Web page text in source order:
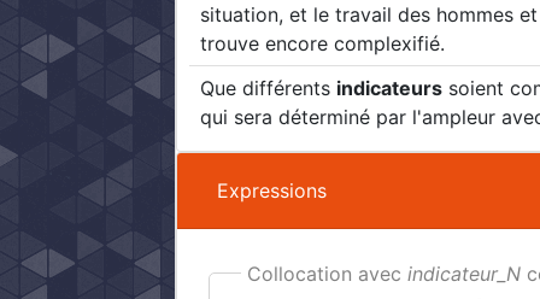
situation, et le travail des hommes
trouve encore complexifié.
Que différents indicateurs soient
qui sera déterminé par l'ampleur
Expressions
Collocation avec indicateur_N